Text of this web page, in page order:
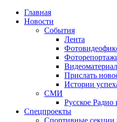
Главная
Новости
События
Лента
Прислать
Истории
СМИ
Русское
Спецпроекты
Спортивные секции